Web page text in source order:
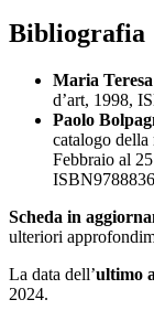
Bibliografia
Maria
d’art, 1998,
Paolo
catalogo
Febbraio al
Scheda in
ulteriori
La data dell’ultimo
2024.